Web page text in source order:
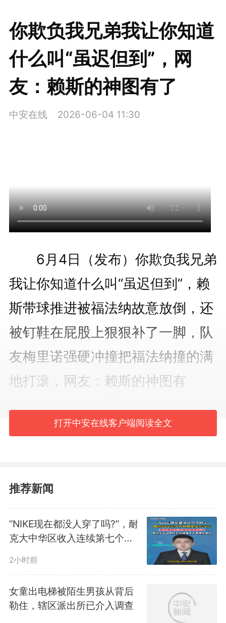
你欺负我兄弟我让你知道
什么叫“虽迟但到”，网
友：赖斯的神图有了
中安在线 2026-06-04 11:30
6月4日（发布）你欺负我兄弟
我让你知道什么叫“虽迟但到”，赖
斯带球推进被福法纳故意放倒，还
被钉鞋在屁股上狠狠补了一脚，队
友梅里诺强硬冲撞把福法纳撞的满
地打滚，网友：赖斯的神图有
有了 #福法纳 #赖斯 #英超 #梅里
编辑：王梦微
2384 QQ 朋友圈
版权声明：未经许可禁止以任何形式转载
打开中安在线客户端阅读全文
推荐新闻
“NIKE现在都没人穿了吗?”，耐
克大中华区收入连续第七个季
2小时前
女童出电梯被陌生男孩从背后
勒住，辖区派出所已介入调查